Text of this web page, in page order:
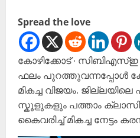
Spread the love
കോഴിക്കോട് ∙ സിബിഎസ്ഇ
ഫലം പുറത്തുവന്നപ്പോൾ
മികച്ച വിജയം.
സ്കൂളുകളും പത്താം
കൈവരിച്ച് മികച്ച നേട്ടം